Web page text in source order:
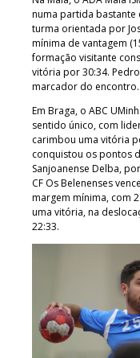
numa partida
turma orientada por
mínima de vantagem
formação visitante
vitória por 30:34.
marcador do encontro.
Em Braga, o ABC
sentido único, com
carimbou uma vitória
conquistou os pontos
Sanjoanense Delba,
CF Os Belenenses
margem mínima, com
uma vitória, na
22:33.